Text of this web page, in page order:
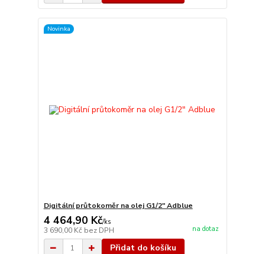
Novinka
Digitální průtokoměr na olej G1/2" Adblue
4 464,90 Kč/ks
3 690,00 Kč bez DPH na dotaz
Přidat do košíku